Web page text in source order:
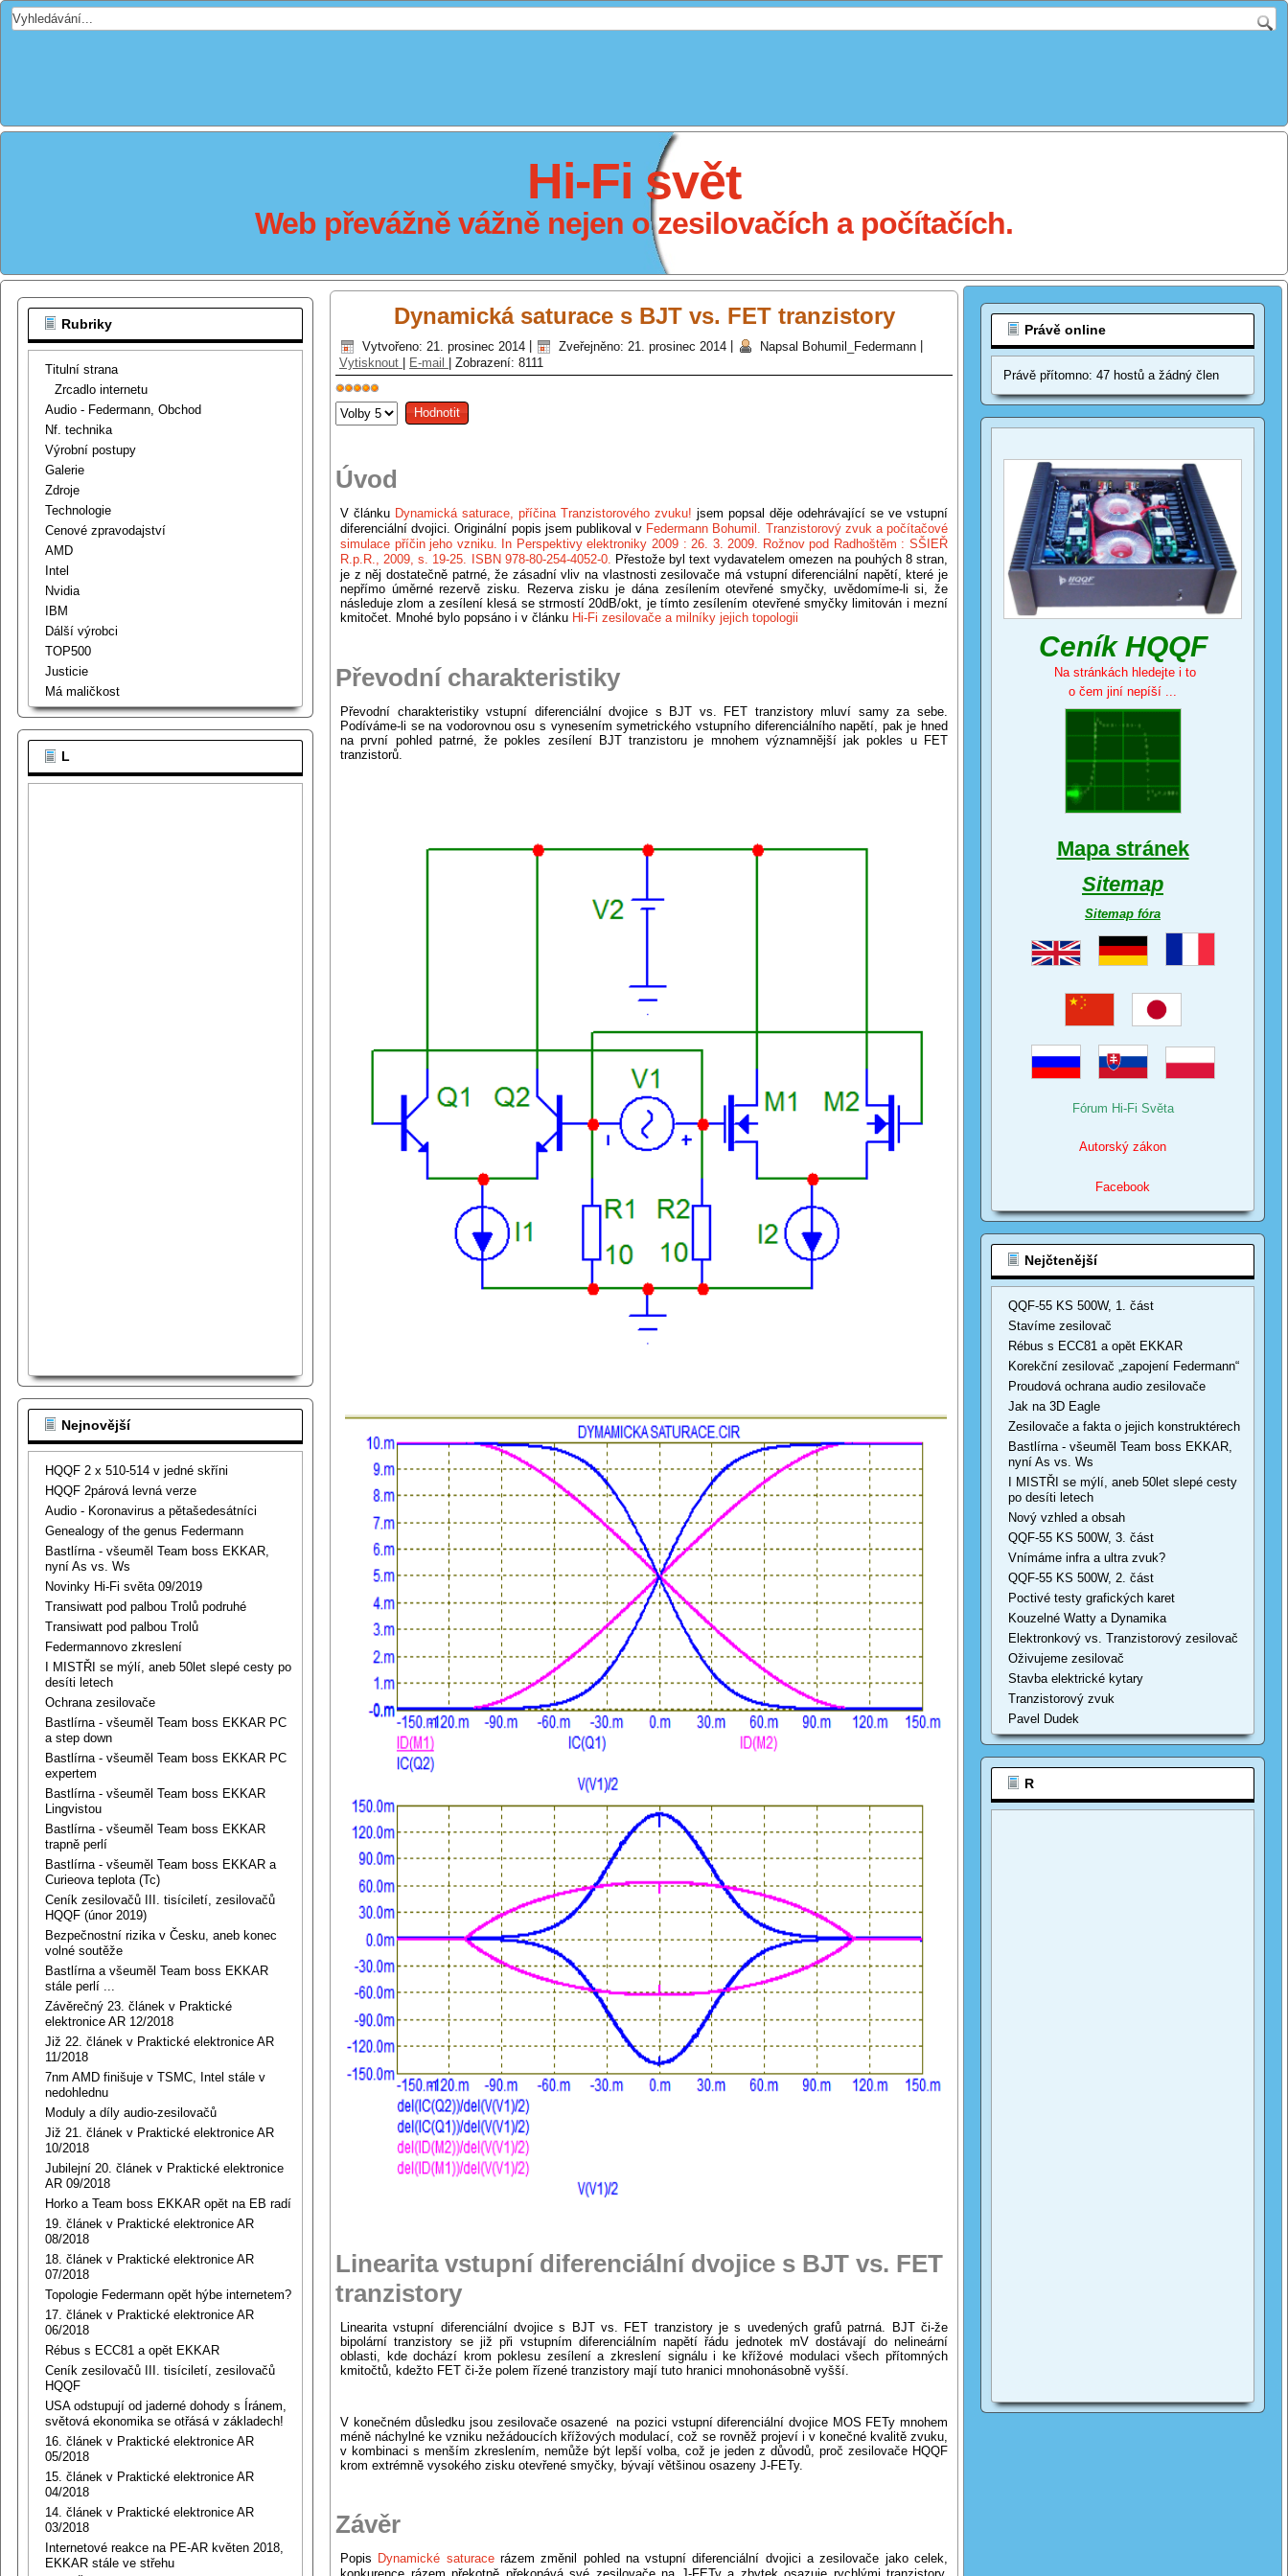
Hi-Fi svět
Web převážně vážně nejen o zesilovačích a počítačích.
Rubriky
Titulní strana
Zrcadlo internetu
Audio - Federmann, Obchod
Nf. technika
Výrobní postupy
Galerie
Zdroje
Technologie
Cenové zpravodajství
AMD
Intel
Nvidia
IBM
Dálší výrobci
TOP500
Justicie
Má maličkost
L
Nejnovější
HQQF 2 x 510-514 v jedné skříni
HQQF 2párová levná verze
Audio - Koronavirus a pětašedesátníci
Genealogy of the genus Federmann
Bastlírna - všeuměl Team boss EKKAR,
nyní As vs. Ws
Novinky Hi-Fi světa 09/2019
Transiwatt pod palbou Trolů podruhé
Transiwatt pod palbou Trolů
Federmannovo zkreslení
I MISTŘI se mýlí, aneb 50let slepé cesty po
desíti letech
Ochrana zesilovače
Bastlírna - všeuměl Team boss EKKAR PC
a step down
Bastlírna - všeuměl Team boss EKKAR PC
expertem
Bastlírna - všeuměl Team boss EKKAR
Lingvistou
Bastlírna - všeuměl Team boss EKKAR
trapně perlí
Bastlírna - všeuměl Team boss EKKAR a
Curieova teplota (Tc)
Ceník zesilovačů III. tisíciletí, zesilovačů
HQQF (únor 2019)
Bezpečnostní rizika v Česku, aneb konec
volné soutěže
Bastlírna a všeuměl Team boss EKKAR
stále perlí ...
Závěrečný 23. článek v Praktické
elektronice AR 12/2018
Již 22. článek v Praktické elektronice AR
11/2018
7nm AMD finišuje v TSMC, Intel stále v
nedohlednu
Moduly a díly audio-zesilovačů
Již 21. článek v Praktické elektronice AR
10/2018
Jubilejní 20. článek v Praktické elektronice
AR 09/2018
Horko a Team boss EKKAR opět na EB radí
19. článek v Praktické elektronice AR
08/2018
18. článek v Praktické elektronice AR
07/2018
Topologie Federmann opět hýbe internetem?
17. článek v Praktické elektronice AR
06/2018
Rébus s ECC81 a opět EKKAR
Ceník zesilovačů III. tisíciletí, zesilovačů
HQQF
USA odstupují od jaderné dohody s Íránem,
světová ekonomika se otřásá v základech!
16. článek v Praktické elektronice AR
05/2018
15. článek v Praktické elektronice AR
04/2018
14. článek v Praktické elektronice AR
03/2018
Internetové reakce na PE-AR květen 2018,
EKKAR stále ve střehu
Dynamická saturace s BJT vs. FET tranzistory
Vytvořeno: 21. prosinec 2014 Zveřejněno: 21. prosinec 2014 Napsal Bohumil_Federmann
Vytisknout
E-mail Zobrazení: 8111
Hodnocení
uživatelů:
/5
Hodnoťte
prosím
Úvod
V článku Dynamická saturace, příčina Tranzistorového zvuku! jsem popsal děje odehrávající se ve vstupní
diferenciální dvojici. Originální popis jsem publikoval v Federmann Bohumil. Tranzistorový zvuk a počítačové
simulace příčin jeho vzniku. In Perspektivy elektroniky 2009 : 26. 3. 2009. Rožnov pod Radhoštěm : SŠIEŘ
R.p.R., 2009, s. 19-25. ISBN 978-80-254-4052-0. Přestože byl text vydavatelem omezen na pouhých 8 stran,
je z něj dostatečně patrné, že zásadní vliv na vlastnosti zesilovače má vstupní diferenciální napětí, které je
nepřímo úměrné rezervě zisku. Rezerva zisku je dána zesílením otevřené smyčky, uvědomíme-li si, že
následuje zlom a zesílení klesá se strmostí 20dB/okt, je tímto zesílením otevřené smyčky limitován i mezní
kmitočet. Mnohé bylo popsáno i v článku Hi-Fi zesilovače a milníky jejich topologii
Převodní charakteristiky
Převodní charakteristiky vstupní diferenciální dvojice s BJT vs. FET tranzistory mluví samy za sebe.
Podíváme-li se na vodorovnou osu s vynesením symetrického vstupního diferenciálního napětí, pak je hned
na první pohled patrné, že pokles zesílení BJT tranzistoru je mnohem významnější jak pokles u FET
tranzistorů.
Linearita vstupní diferenciální dvojice s BJT vs. FET
tranzistory
Linearita vstupní diferenciální dvojice s BJT vs. FET tranzistory je s uvedených grafů patrná. BJT či-že
bipolární tranzistory se již při vstupním diferenciálním napětí řádu jednotek mV dostávají do nelineární
oblasti, kde dochází krom poklesu zesílení a zkreslení signálu i ke křížové modulaci všech přítomných
kmitočtů, kdežto FET či-že polem řízené tranzistory mají tuto hranici mnohonásobně vyšší.
V konečném důsledku jsou zesilovače osazené na pozici vstupní diferenciální dvojice MOS FETy mnohem
méně náchylné ke vzniku nežádoucích křížových modulací, což se rovněž projeví i v konečné kvalitě zvuku,
v kombinaci s menším zkreslením, nemůže být lepší volba, což je jeden z důvodů, proč zesilovače HQQF
krom extrémně vysokého zisku otevřené smyčky, bývají většinou osazeny J-FETy.
Závěr
Popis Dynamické saturacerázem změnil pohled na vstupní diferenciální dvojici a zesilovače jako celek,
Právě online
Právě přítomno: 47 hostů a žádný člen
Ceník HQQF
Na stránkách hledejte i to
o čem jiní nepíší ...
Mapa stránek
Sitemap
Sitemap fóra
Fórum Hi-Fi Světa
Autorský zákon
Facebook
Nejčtenější
QQF-55 KS 500W, 1. část
Stavíme zesilovač
Rébus s ECC81 a opět EKKAR
Korekční zesilovač „zapojení Federmann“
Proudová ochrana audio zesilovače
Jak na 3D Eagle
Zesilovače a fakta o jejich konstruktérech
Bastlírna - všeuměl Team boss EKKAR,
nyní As vs. Ws
I MISTŘI se mýlí, aneb 50let slepé cesty
po desíti letech
Nový vzhled a obsah
QQF-55 KS 500W, 3. část
Vnímáme infra a ultra zvuk?
QQF-55 KS 500W, 2. část
Poctivé testy grafických karet
Kouzelné Watty a Dynamika
Elektronkový vs. Tranzistorový zesilovač
Oživujeme zesilovač
Stavba elektrické kytary
Tranzistorový zvuk
Pavel Dudek
R